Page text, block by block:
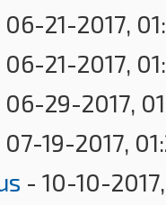
21-2017,
21-2017,
29-2017,
19-2017,
- 10-10-